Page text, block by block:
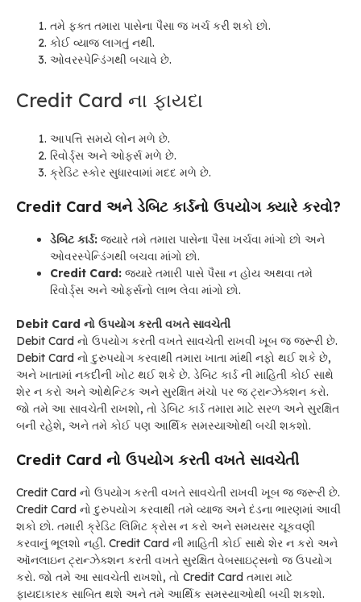
તમે ફક્ત તમારા પાસેના પૈસા જ ખર્ચ કરી શકો છો.
કોઈ વ્યાજ લાગતું નથી.
ઓવરસ્પેન્ડિંગથી બચાવે છે.
Credit Card ના ફાયદા
આપત્તિ સમયે લોન મળે છે.
રિવોર્ડ્સ અને ઓફર્સ મળે છે.
ક્રેડિટ સ્કોર સુધારવામાં મદદ મળે છે.
Credit Card અને ડેબિટ કાર્ડનો ઉપયોગ ક્યારે કરવો?
ડેબિટ કાર્ડ: જ્યારે તમે તમારા પાસેના પૈસા ખર્ચવા માંગો છો અને
ઓવરસ્પેન્ડિંગથી બચવા માંગો છો.
Credit Card: જ્યારે તમારી પાસે પૈસા ન હોય અથવા તમે
રિવોર્ડ્સ અને ઓફર્સનો લાભ લેવા માંગો છો.
Debit Card નો ઉપયોગ કરતી વખતે સાવચેતી
Debit Card નો ઉપયોગ કરતી વખતે સાવચેતી રાખવી ખૂબ જ જરૂરી છે.
Debit Card નો દુરુપયોગ કરવાથી તમારા ખાતા માંથી નફો થઈ શકે છે,
અને ખાતામાં નકદીની ખોટ થઈ શકે છે. ડેબિટ કાર્ડ ની માહિતી કોઈ સાથે
શેર ન કરો અને ઓથેન્ટિક અને સુરક્ષિત મંચો પર જ ટ્રાન્ઝેક્શન કરો.
જો તમે આ સાવચેતી રાખશો, તો ડેબિટ કાર્ડ તમારા માટે સરળ અને સુરક્ષિત
બની રહેશે, અને તમે કોઈ પણ આર્થિક સમસ્યાઓથી બચી શકશો.
Credit Card નો ઉપયોગ કરતી વખતે સાવચેતી
Credit Card નો ઉપયોગ કરતી વખતે સાવચેતી રાખવી ખૂબ જ જરૂરી છે.
Credit Card નો દુરુપયોગ કરવાથી તમે વ્યાજ અને દંડના ભારણમાં આવી
શકો છો. તમારી ક્રેડિટ લિમિટ ક્રોસ ન કરો અને સમયસર ચૂકવણી
કરવાનું ભૂલશો નહીં. Credit Card ની માહિતી કોઈ સાથે શેર ન કરો અને
ઑનલાઇન ટ્રાન્ઝેક્શન કરતી વખતે સુરક્ષિત વેબસાઇટ્સનો જ ઉપયોગ
કરો. જો તમે આ સાવચેતી રાખશો, તો Credit Card તમારા માટે
ફાયદાકારક સાબિત થશે અને તમે આર્થિક સમસ્યાઓથી બચી શકશો.